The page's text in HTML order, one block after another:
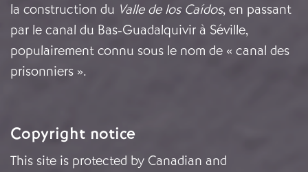
la construction du Valle de los Caídos, en passant
par le canal du Bas-Guadalquivir à Séville,
populairement connu sous le nom de « canal des
prisonniers ».
Copyright notice
This site is protected by Canadian and